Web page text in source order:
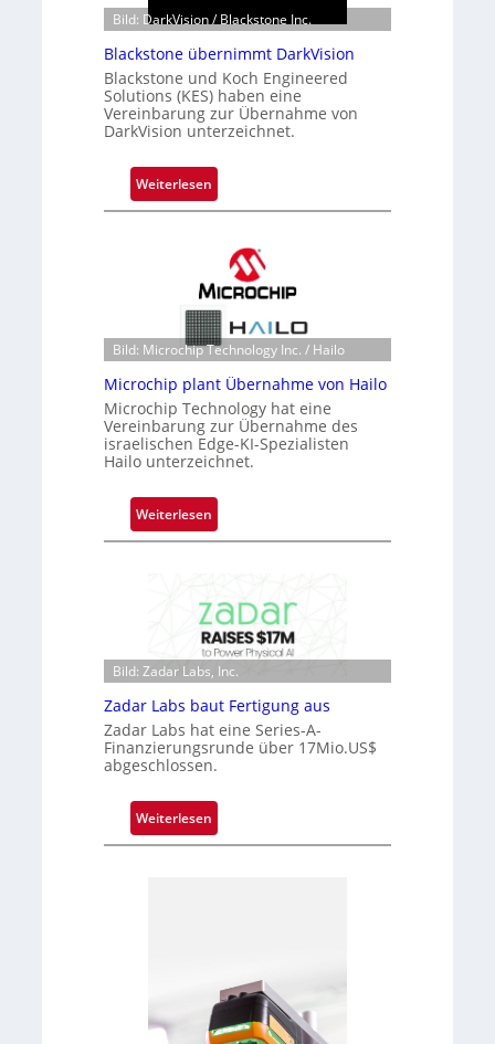
Bild: DarkVision / Blackstone Inc.
Blackstone übernimmt DarkVision
Blackstone und Koch Engineered
Solutions (KES) haben eine
Vereinbarung zur Übernahme von
DarkVision unterzeichnet.
Weiterlesen
B
k
s
t
n
e
ü
b
n
m
t
D
a
k
V
i
o
Bild: Microchip Technology Inc. / Hailo
Microchip plant Übernahme von Hailo
Microchip Technology hat eine
Vereinbarung zur Übernahme des
israelischen Edge-KI-Spezialisten
Hailo unterzeichnet.
Weiterlesen
M
r
o
c
h
i
p
p
l
t
h
m
Bild: Zadar Labs, Inc.
Zadar Labs baut Fertigung aus
Zadar Labs hat eine Series-A-
Finanzierungsrunde über 17Mio.US$
abgeschlossen.
Weiterlesen
Z
b
s